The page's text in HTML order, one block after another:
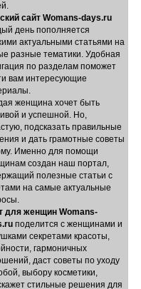
сайт Womans-days.ru
день пополняется
актуальными статьями на
разные тематики. Удобная
по разделам поможет
вам интересующие
женщина хочет быть
и успешной. Но,
подсказать правильные
и дать грамотные советы
Именно для помощи
создан наш портал,
полезные статьи с
на самые актуальные
для женщин Womans-
поделится с женщинами и
секретами красоты,
гармоничных
даст советы по уходу
выбору косметики,
стильные решения для